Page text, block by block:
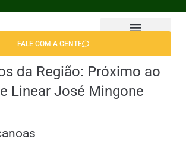
FALE COM A GENTE
da Região: Próximo ao
Linear José Mingone